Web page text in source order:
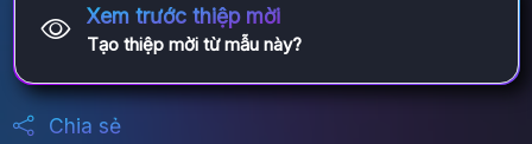
Xem trước thiệp mời
Tạo thiệp mời từ mẫu này?
Chia sẻ